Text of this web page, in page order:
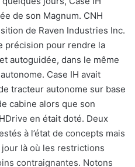
de son Magnum. CNH
de Raven Industries Inc.
précision pour rendre la
autoguidée, dans le même
Case IH avait
tracteur autonome sur base
cabine alors que son
en était doté. Deux
à l’état de concepts mais
là où les restrictions
contraignantes. Notons